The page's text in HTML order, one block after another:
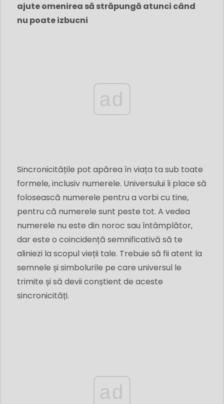
ajute omenirea să străpungă atunci când
nu poate izbucni
ad
Sincronicitățile pot apărea în viața ta sub toate
formele, inclusiv numerele. Universului îi place să
folosească numerele pentru a vorbi cu tine,
pentru că numerele sunt peste tot. A vedea
numerele nu este din noroc sau întâmplător,
dar este o coincidență semnificativă să te
aliniezi la scopul vieții tale. Trebuie să fii atent la
semnele și simbolurile pe care universul le
trimite și să devii conștient de aceste
sincronicități.
ad